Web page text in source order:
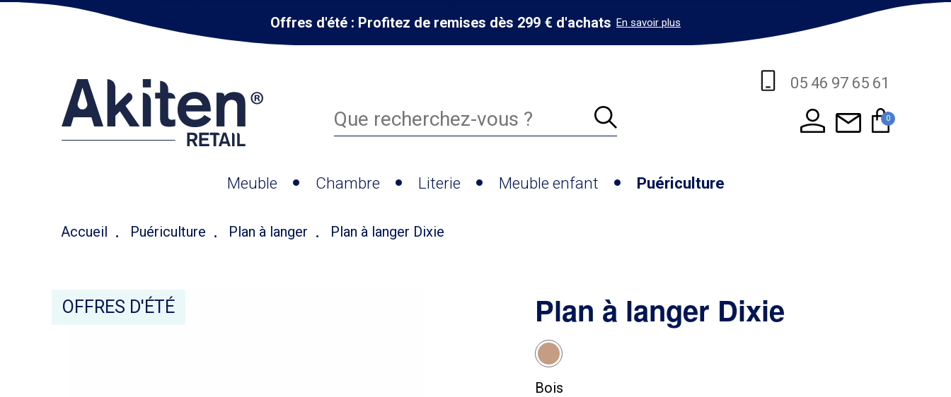
Offres d'été : Profitez de remises dès 299 € d'achats En savoir plus
05 46 97 65 61
0
Meuble Chambre Literie Meuble enfant Puériculture
Accueil Puériculture Plan à langer Plan à langer Dixie
OFFRES D'ÉTÉ Plan à langer Dixie
Bois